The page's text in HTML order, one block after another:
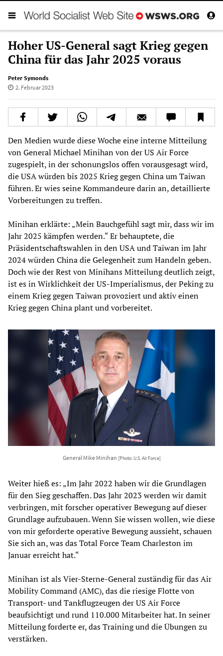
Hoher US-General sagt Krieg gegen
China für das Jahr 2025 voraus
Peter Symonds
2. Februar 2023
Den Medien wurde diese Woche eine interne Mitteilung
von General Michael Minihan von der US Air Force
zugespielt, in der schonungslos offen vorausgesagt wird,
die USA würden bis 2025 Krieg gegen China um Taiwan
führen. Er wies seine Kommandeure darin an, detaillierte
Vorbereitungen zu treffen.
Minihan erklärte: „Mein Bauchgefühl sagt mir, dass wir im
Jahr 2025 kämpfen werden.“ Er behauptete, die
Präsidentschaftswahlen in den USA und Taiwan im Jahr
2024 würden China die Gelegenheit zum Handeln geben.
Doch wie der Rest von Minihans Mitteilung deutlich zeigt,
ist es in Wirklichkeit der US-Imperialismus, der Peking zu
einem Krieg gegen Taiwan provoziert und aktiv einen
Krieg gegen China plant und vorbereitet.
General Mike Minihan [Photo: U.S. Air Force]
Weiter hieß es: „Im Jahr 2022 haben wir die Grundlagen
für den Sieg geschaffen. Das Jahr 2023 werden wir damit
verbringen, mit forscher operativer Bewegung auf dieser
Grundlage aufzubauen. Wenn Sie wissen wollen, wie diese
von mir geforderte operative Bewegung aussieht, schauen
Sie sich an, was das Total Force Team Charleston im
Januar erreicht hat.“
Minihan ist als Vier-Sterne-General zuständig für das Air
Mobility Command (AMC), das die riesige Flotte von
Transport- und Tankflugzeugen der US Air Force
beaufsichtigt und rund 110.000 Mitarbeiter hat. In seiner
Mitteilung forderte er, das Training und die Übungen zu
verstärken.